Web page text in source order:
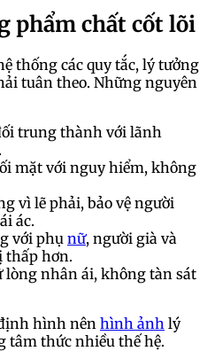
phẩm chất cốt lõi
thống các quy tắc, lý tưởng
tuân theo. Những nguyên
trung thành với lãnh
mặt với nguy hiểm, không
vì lẽ phải, bảo vệ người
ác.
với phụ nữ, người già và
thấp hơn.
lòng nhân ái, không tàn sát
hình nên hình ảnh lý
tâm thức nhiều thế hệ.